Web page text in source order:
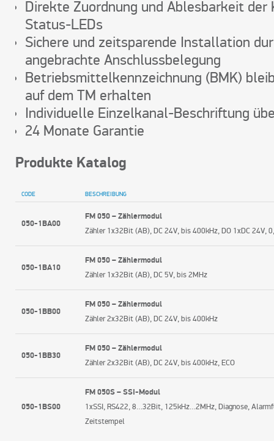
Direkte Zuordnung und Ablesbarkeit der
Status-LEDs
Sichere und zeitsparende Installation
angebrachte Anschlussbelegung
Betriebsmittelkennzeichnung (BMK)
auf dem TM erhalten
Individuelle Einzelkanal-Beschriftung
24 Monate Garantie
Produkte Katalog
CODE BESCHREIBUNG
050-1BA00
FM 050 – Zählermodul
Zähler 1x32Bit (AB), DC 24V, bis 400kHz, DO 1xDC 24V,
050-1BA10
FM 050 – Zählermodul
Zähler 1x32Bit (AB), DC 5V, bis 2MHz
050-1BB00
FM 050 – Zählermodul
Zähler 2x32Bit (AB), DC 24V, bis 400kHz
050-1BB30
FM 050 – Zählermodul
Zähler 2x32Bit (AB), DC 24V, bis 400kHz, ECO
050-1BS00
FM 050S – SSI-Modul
1xSSI, RS422, 8…32Bit, 125kHz…2MHz, Diagnose,
Zeitstempel